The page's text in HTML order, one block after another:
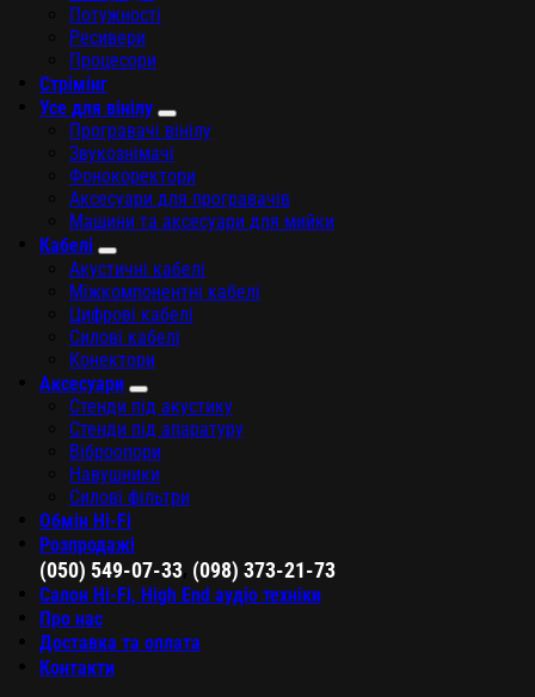
Потужності
Ресивери
Процесори
Стрімінг
Усе для вінілу
Програвачі вінілу
Звукознімачі
Фонокоректори
Аксесуари для програвачів
Машини та аксесуари для мийки
Кабелі
Акустичні кабелі
Міжкомпонентні кабелі
Цифрові кабелі
Силові кабелі
Конектори
Аксесуари
Стенди під акустику
Стенди під апаратуру
Віброопори
Навушники
Силові фільтри
Обмін Hi-Fi
Розпродажі
(050) 549-07-33 (098) 373-21-73
Салон Hi-Fi, High End аудіо техніки
Про нас
Доставка та оплата
Контакти